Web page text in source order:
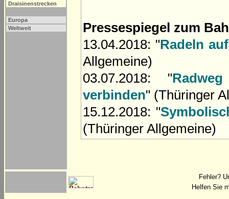
Draisinenstrecken
Europa
Weltweit
Pressespiegel zum
13.04.2018: "Radeln
Allgemeine)
03.07.2018: "
verbinden" (Thüringer
15.12.2018: "
(Thüringer Allgemeine)
Fehler?
Helfen Sie